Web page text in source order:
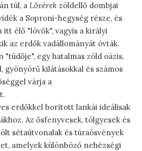
túl, a Lővérek zöldellő dombjai
a Soproni-hegység része, és
itt élő "lövők", vagyis a királyi
az erdők vadállományát óvták.
"tüdője", egy hatalmas zöld oázis,
gyönyörű kilátásokkal és számos
várja a
erdőkkel borított lankái ideálisak
Az ősfenyvesek, tölgyesek és
sétaútvonalak és túraösvények
amelyek különböző nehézségi